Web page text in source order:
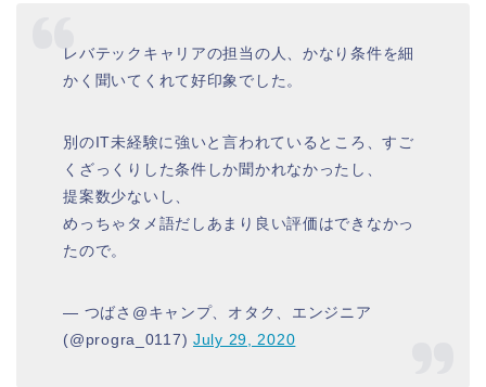
レバテックキャリアの担当の人、かなり条件を細
かく聞いてくれて好印象でした。
別のIT未経験に強いと言われているところ、すご
くざっくりした条件しか聞かれなかったし、
提案数少ないし、
めっちゃタメ語だしあまり良い評価はできなかっ
たので。
— つばさ@キャンプ、オタク、エンジニア
(@progra_0117) July 29, 2020